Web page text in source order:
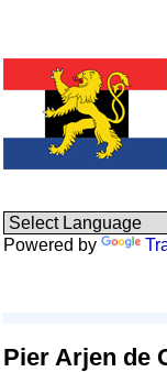
Powered by
Pier Arjen de